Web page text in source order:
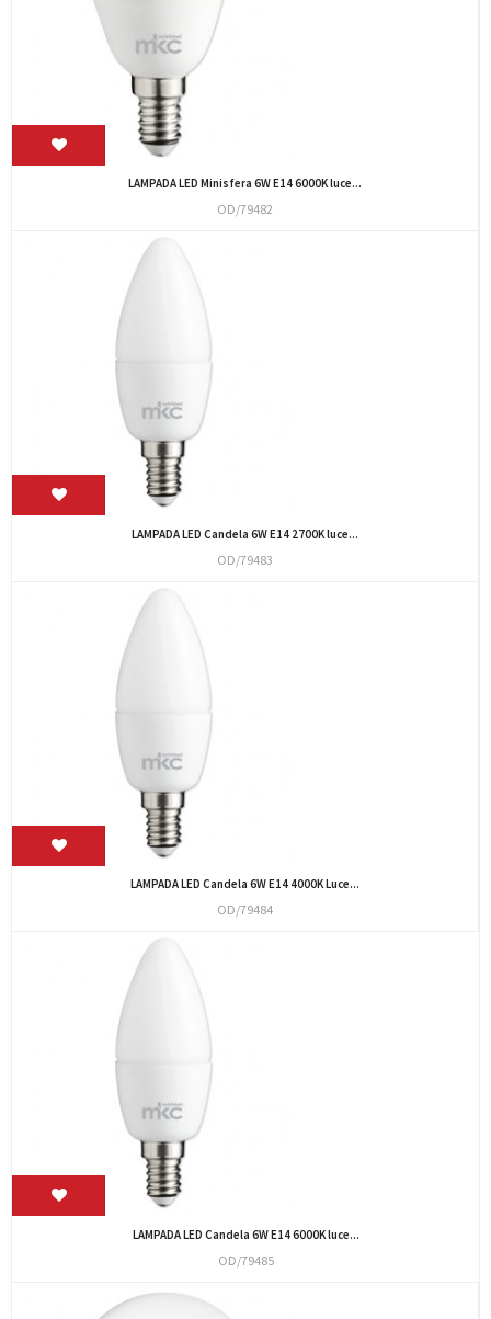
LAMPADA LED Minisfera 6W E14 6000K luce...
OD/79482
LAMPADA LED Candela 6W E14 2700K luce...
OD/79483
LAMPADA LED Candela 6W E14 4000K Luce...
OD/79484
LAMPADA LED Candela 6W E14 6000K luce...
OD/79485